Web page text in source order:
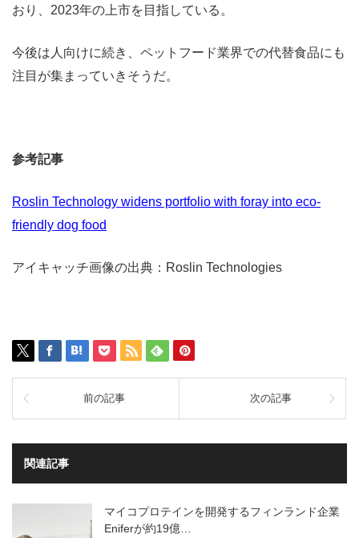
おり、2023年の上市を目指している。
今後は人向けに続き、ペットフード業界での代替食品にも
注目が集まっていきそうだ。
参考記事
Roslin Technology widens portfolio with foray into eco-
friendly dog food
アイキャッチ画像の出典：Roslin Technologies
前の記事 次の記事
関連記事
マイコプロテインを開発するフィンランド企業
Eniferが約19億…